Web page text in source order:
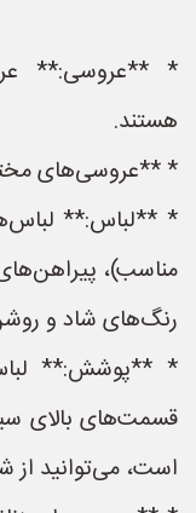
* **عروسی:**
هستند.
* **عروسی‌های
* **لباس:**
مناسب)،
رنگ‌های شاد و
* **پوشش:**
قسمت‌های بالای
است، می‌توانید از